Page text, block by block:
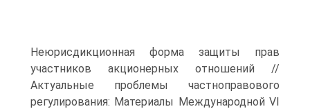
Неюрисдикционная форма защиты прав
участников акционерных отношений //
Актуальные проблемы частноправового
регулирования: Материалы Международной VI